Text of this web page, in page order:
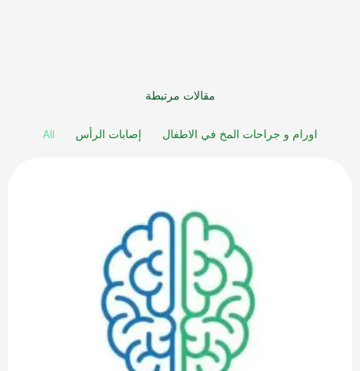
مقالات مرتبطة
All إصابات الرأس اورام و جراحات المخ في الاطفال